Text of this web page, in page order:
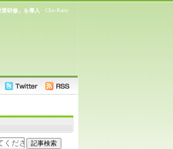
Chu-Kans
研修」を導入